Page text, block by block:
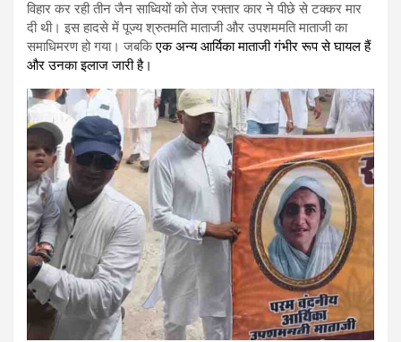
विहार कर रही तीन जैन साध्वियों को तेज रफ्तार कार ने पीछे से टक्कर मार
दी थी। इस हादसे में पूज्य श्रुतमति माताजी और उपशममति माताजी का
समाधिमरण हो गया। जबकिएक अन्य आर्यिका माताजी गंभीर रूप से घायल हैं
और उनका इलाज जारी है।